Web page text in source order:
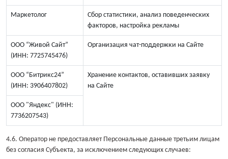
Маркетолог
Сбор статистики, анализ поведенческих
факторов, настройка рекламы
ООО “Живой Cайт”
(ИНН: 7725745476)
Организация чат-поддержки на Сайте
ООО “Битрикс24”
(ИНН: 3906407802)
Хранение контактов, оставивших заявку
на Сайте
ООО "Яндекс" (ИНН:
7736207543)
4.6. Оператор не предоставляет Персональные данные третьим лицам
без согласия Субъекта, за исключением следующих случаев: